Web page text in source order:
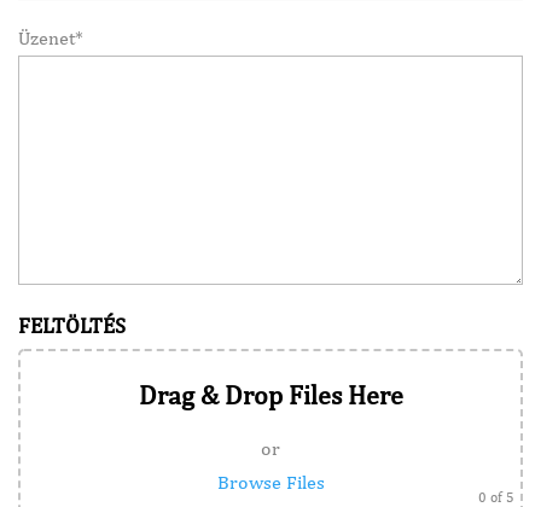
Üzenet*
FELTÖLTÉS
Drag & Drop Files Here
or
Browse Files
0 of 5